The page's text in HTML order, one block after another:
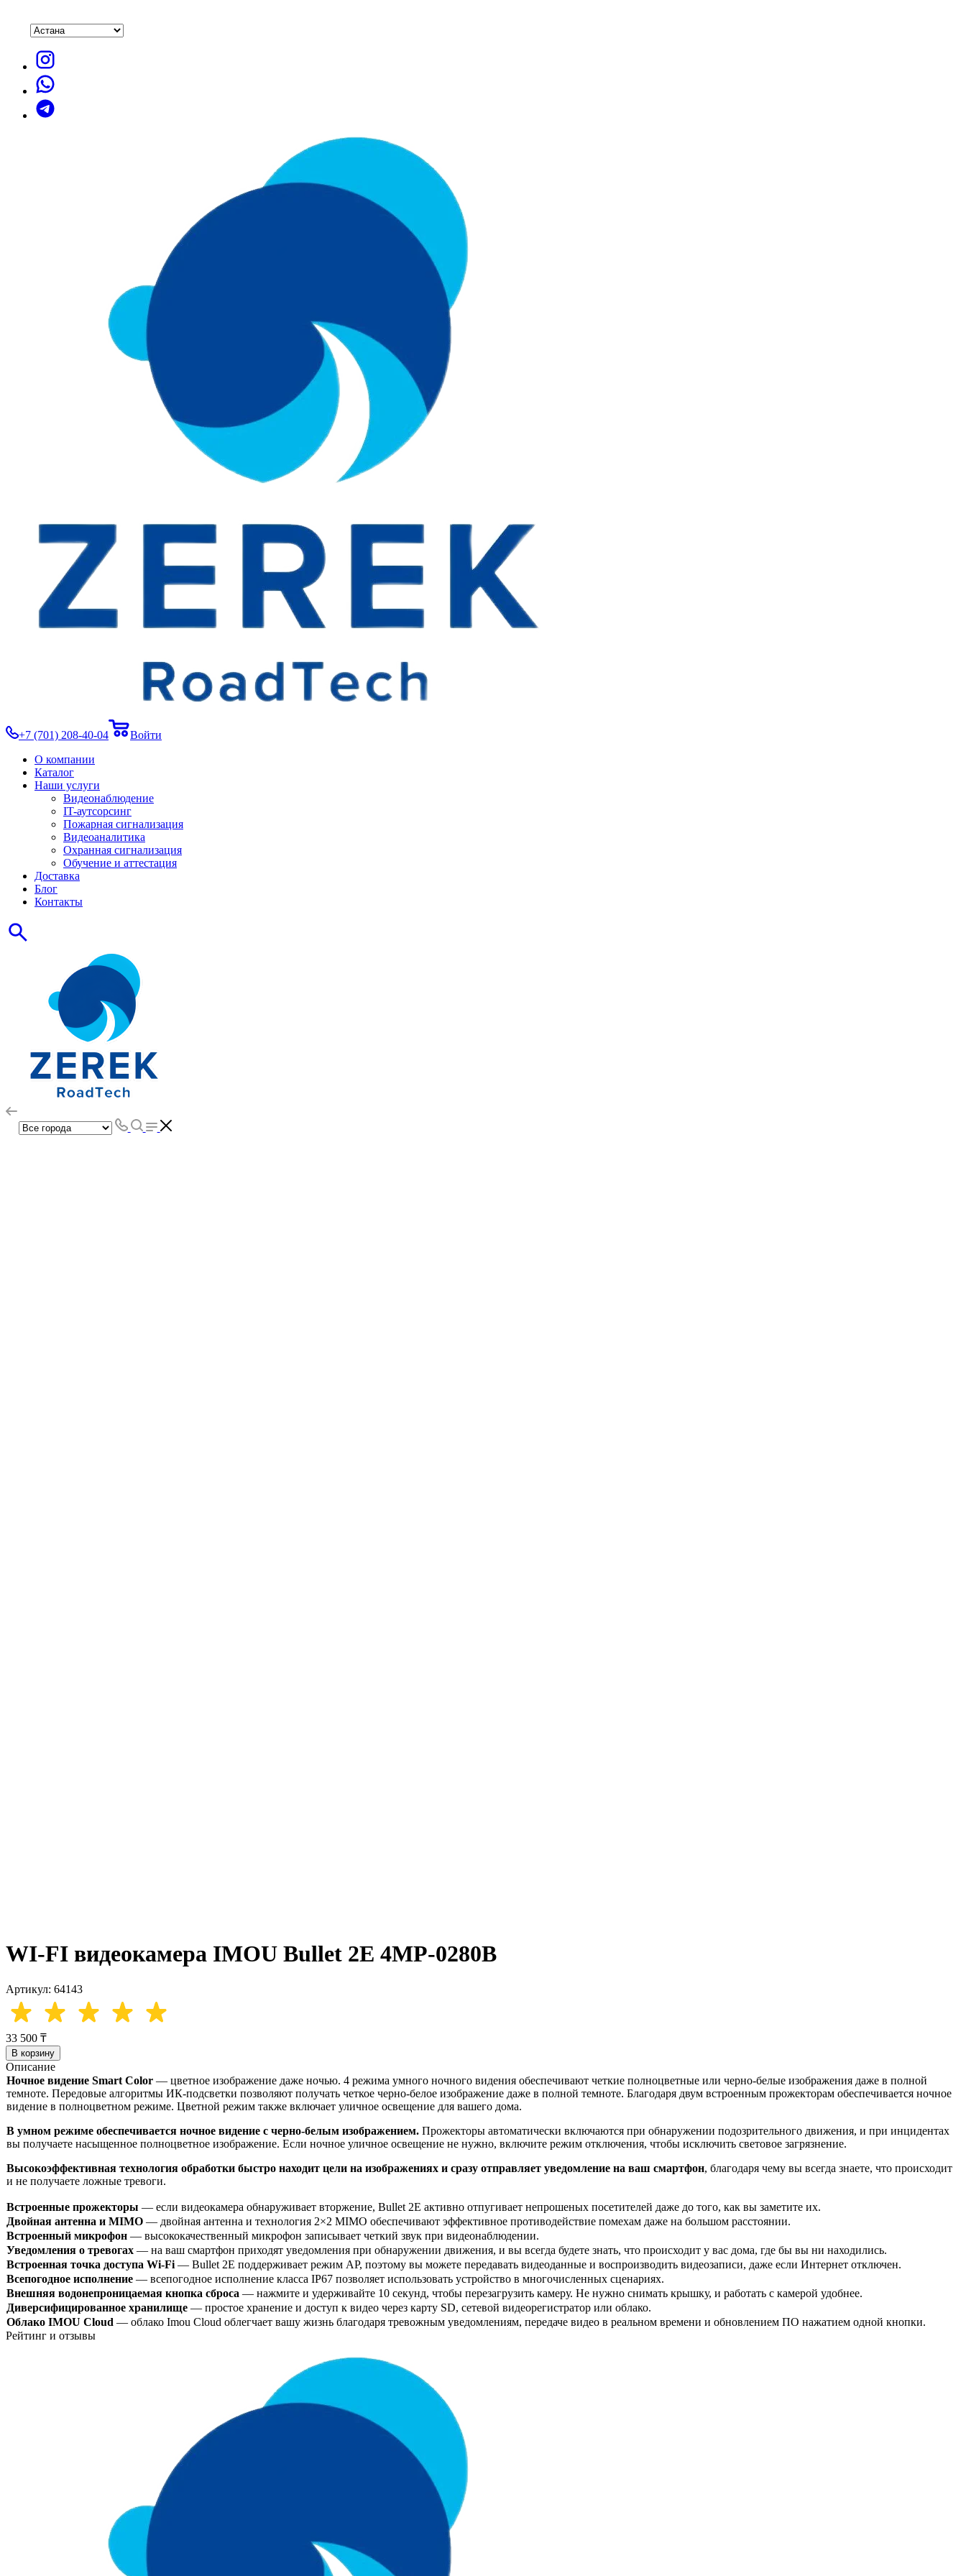
+7 (701) 208-40-04
Войти
О компании
Каталог
Наши услуги
Видеонаблюдение
IT-аутсорсинг
Пожарная сигнализация
Видеоаналитика
Охранная сигнализация
Обучение и аттестация
Доставка
Блог
Контакты
WI-FI видеокамера IMOU Bullet 2E 4MP-0280B
Артикул: 64143
33 500 ₸
В корзину
Описание
Ночное видение Smart Color — цветное изображение даже ночью. 4 режима умного ночного видения обеспечивают четкие полноцветные или черно-белые изображения даже в полной
темноте. Передовые алгоритмы ИК-подсветки позволяют получать четкое черно-белое изображение даже в полной темноте. Благодаря двум встроенным прожекторам обеспечивается ночное
видение в полноцветном режиме. Цветной режим также включает уличное освещение для вашего дома.
В умном режиме обеспечивается ночное видение с черно-белым изображением. Прожекторы автоматически включаются при обнаружении подозрительного движения, и при инцидентах
вы получаете насыщенное полноцветное изображение. Если ночное уличное освещение не нужно, включите режим отключения, чтобы исключить световое загрязнение.
Высокоэффективная технология обработки быстро находит цели на изображениях и сразу отправляет уведомление на ваш смартфон, благодаря чему вы всегда знаете, что происходит
и не получаете ложные тревоги.
Встроенные прожекторы — если видеокамера обнаруживает вторжение, Bullet 2E активно отпугивает непрошеных посетителей даже до того, как вы заметите их.
Двойная антенна и MIMO — двойная антенна и технология 2×2 MIMO обеспечивают эффективное противодействие помехам даже на большом расстоянии.
Встроенный микрофон — высококачественный микрофон записывает четкий звук при видеонаблюдении.
Уведомления о тревогах — на ваш смартфон приходят уведомления при обнаружении движения, и вы всегда будете знать, что происходит у вас дома, где бы вы ни находились.
Встроенная точка доступа Wi-Fi — Bullet 2E поддерживает режим AP, поэтому вы можете передавать видеоданные и воспроизводить видеозаписи, даже если Интернет отключен.
Всепогодное исполнение — всепогодное исполнение класса IP67 позволяет использовать устройство в многочисленных сценариях.
Внешняя водонепроницаемая кнопка сброса — нажмите и удерживайте 10 секунд, чтобы перезагрузить камеру. Не нужно снимать крышку, и работать с камерой удобнее.
Диверсифицированное хранилище — простое хранение и доступ к видео через карту SD, сетевой видеорегистратор или облако.
Облако IMOU Cloud — облако Imou Cloud облегчает вашу жизнь благодаря тревожным уведомлениям, передаче видео в реальном времени и обновлением ПО нажатием одной кнопки.
Рейтинг и отзывы